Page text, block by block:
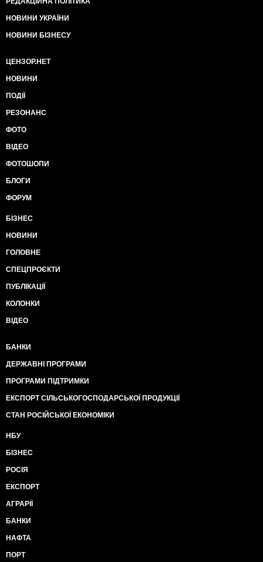
НОВИНИ УКРАЇНИ
НОВИНИ БІЗНЕСУ
ЦЕНЗОР.НЕТ
НОВИНИ
ПОДІЇ
РЕЗОНАНС
ФОТО
ВІДЕО
ФОТОШОПИ
БЛОГИ
ФОРУМ
БІЗНЕС
НОВИНИ
ГОЛОВНЕ
СПЕЦПРОЄКТИ
ПУБЛІКАЦІЇ
КОЛОНКИ
ВІДЕО
БАНКИ
ДЕРЖАВНІ ПРОГРАМИ
ПРОГРАМИ ПІДТРИМКИ
ЕКСПОРТ СІЛЬСЬКОГОСПОДАРСЬКОЇ ПРОДУКЦІЇ
СТАН РОСІЙСЬКОЇ ЕКОНОМІКИ
НБУ
БІЗНЕС
РОСІЯ
ЕКСПОРТ
АГРАРІЇ
БАНКИ
НАФТА
ПОРТ